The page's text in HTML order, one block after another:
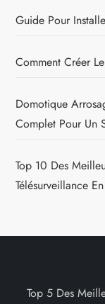
Guide Pour
Comment Créer
Domotique
Complet Pour Un
Top 10 Des
Télésurveillance
Top 5 Des